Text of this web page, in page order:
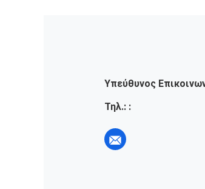
Υπεύθυνος
Τηλ.: :